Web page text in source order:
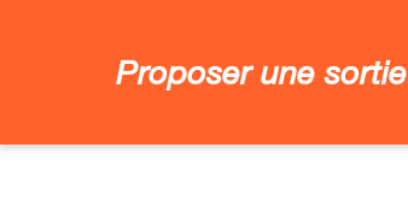
Proposer une sortie